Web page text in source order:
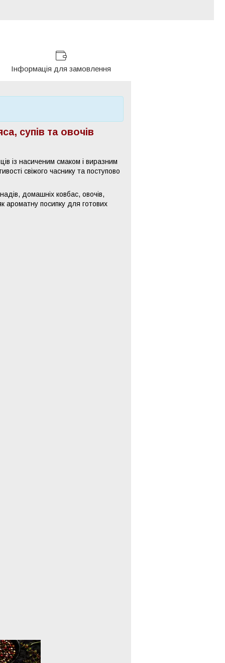
Інформація для замовлення
супів та овочів
із насиченим смаком і виразним
свіжого часнику та поступово
домашніх ковбас, овочів,
ароматну посипку для готових